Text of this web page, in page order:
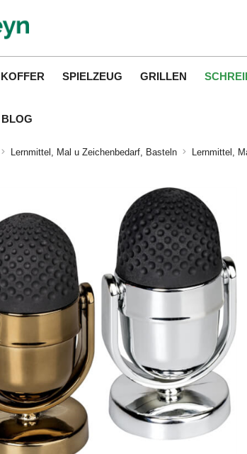
SPIELZEUG GRILLEN
BLOG
Lernmittel, Mal u Zeichenbedarf, Basteln Lernmittel,